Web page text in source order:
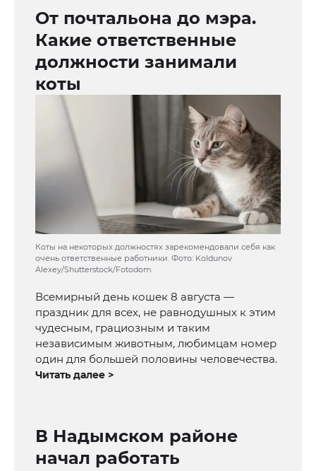
От почтальона до мэра.
Какие ответственные
должности занимали
коты
Коты на некоторых должностях зарекомендовали себя как
очень ответственные работники. Фото: Koldunov
Alexey/Shutterstock/Fotodom
Всемирный день кошек 8 августа —
праздник для всех, не равнодушных к этим
чудесным, грациозным и таким
независимым животным, любимцам номер
один для большей половины человечества.
Читать далее >
В Надымском районе
начал работать